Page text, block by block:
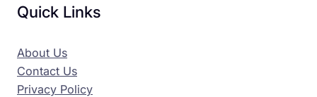
Quick Links
About Us
Contact Us
Privacy Policy